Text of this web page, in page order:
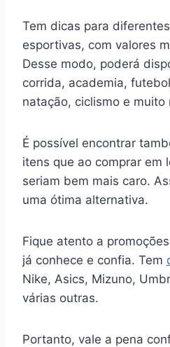
Tem dicas para
esportivas, com valores
Desse modo, poderá
corrida, academia,
natação, ciclismo e muito
É possível encontrar
itens que ao comprar em
seriam bem mais caro.
uma ótima alternativa.
Fique atento a
já conhece e confia. Tem
Nike, Asics, Mizuno,
várias outras.
Portanto, vale a pena